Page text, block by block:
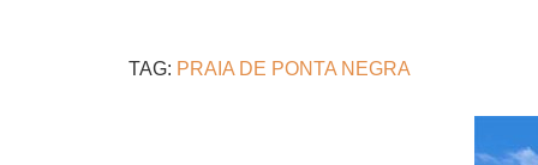
TAG: PRAIA DE PONTA NEGRA